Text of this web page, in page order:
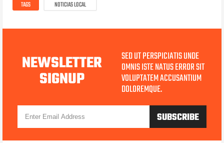
TAGS NOTICIAS LOCAL
NEWSLETTER
SIGNUP
SED UT PERSPICIATIS UNDE
OMNIS ISTE NATUS ERROR SIT
VOLUPTATEM ACCUSANTIUM
DOLOREMQUE.